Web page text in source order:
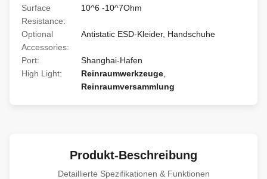
Surface
Resistance:
10^6 -10^7Ohm
Optional
Accessories:
Antistatic ESD-Kleider, Handschuhe
Port:
Shanghai-Hafen
High Light:
Reinraumwerkzeuge
Reinraumversammlung
Produkt-Beschreibung
Detaillierte Spezifikationen & Funktionen